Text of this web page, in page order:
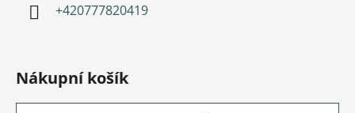
+420777820419
Nákupní košík